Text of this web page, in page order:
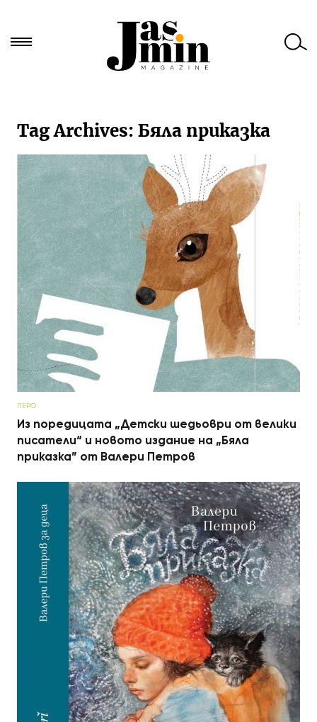
за:Tag Archives: Бяла приказка
ПЕРО
Из поредицата „Детски шедьоври от велики
писатели“ и новото издание на „Бяла
приказка” от Валери Петров